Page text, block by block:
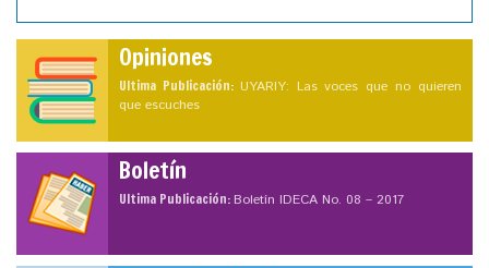
Opiniones
Ultima Publicación: UYARIY: Las voces que no quieren
que escuches
Boletín
Ultima Publicación:Boletín IDECA No. 08 – 2017